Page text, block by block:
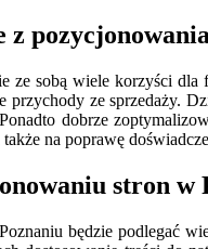
z
ze sobą wiele korzyści
przychody ze sprzedaży.
dobrze
na poprawę
stron w
będzie podlegać